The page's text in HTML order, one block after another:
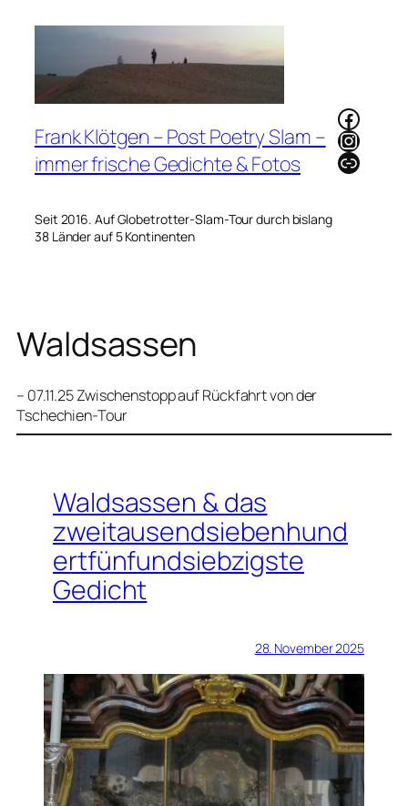
Frank Klötgen – Post Poetry Slam –
immer frische Gedichte & Fotos
Seit 2016. Auf Globetrotter-Slam-Tour durch bislang
38 Länder auf 5 Kontinenten
Link
Waldsassen
– 07.11.25 Zwischenstopp auf Rückfahrt von der
Tschechien-Tour
Waldsassen & das
zweitausendsiebenhund
ertfünfundsiebzigste
Gedicht
28. November 2025